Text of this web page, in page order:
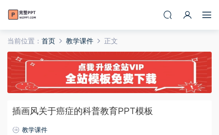
当前位置： 首页 教学课件 正文
插画风关于癌症的科普教育PPT模板
教学课件